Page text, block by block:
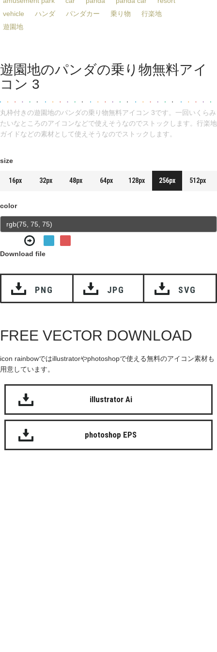
vehicle
ハンダ パンダカー 乗り物
行楽地
遊園地
遊園地のパンダの乗り物無料アイ
コン 3
丸枠付きの遊園地のパンダの乗り物無料アイコン 3です。一回いくらみ
たいなところのアイコンなどで使えそうなのでストックします。行楽地
ガイドなどの素材として使えそうなのでストックします。
size
16px 32px 48px 64px 128px 256px 512px
color
Download file
PNG JPG SVG
FREE VECTOR DOWNLOAD
icon rainbowではillustratorやphotoshopで使える無料のアイコン素材も
用意しています。
illustrator Ai
photoshop EPS